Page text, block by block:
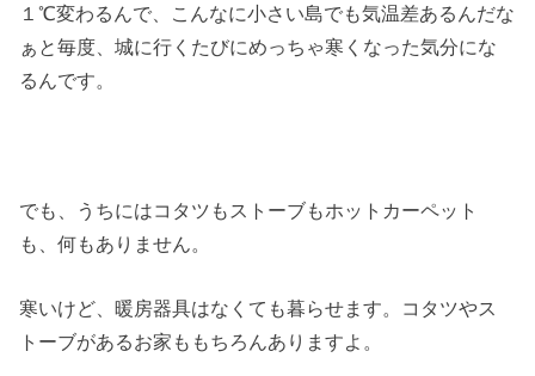
１℃変わるんで、こんなに小さい島でも気温差あるんだな
ぁと毎度、城に行くたびにめっちゃ寒くなった気分にな
るんです。
でも、うちにはコタツもストーブもホットカーペット
も、何もありません。
寒いけど、暖房器具はなくても暮らせます。コタツやス
トーブがあるお家ももちろんありますよ。